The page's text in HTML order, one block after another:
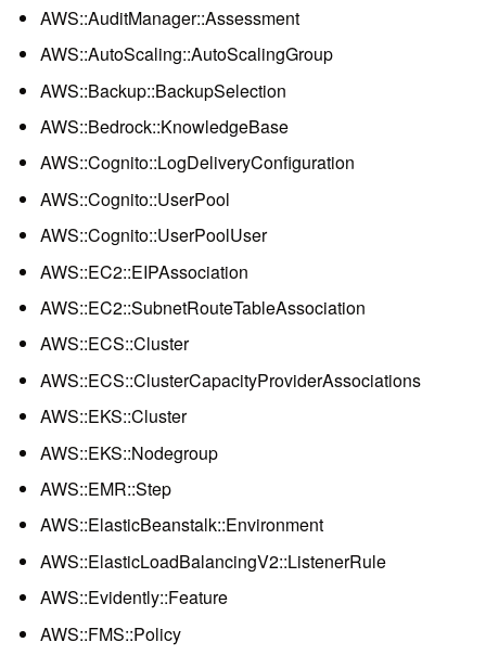
AWS::AuditManager::Assessment
AWS::AutoScaling::AutoScalingGroup
AWS::Backup::BackupSelection
AWS::Bedrock::KnowledgeBase
AWS::Cognito::LogDeliveryConfiguration
AWS::Cognito::UserPool
AWS::Cognito::UserPoolUser
AWS::EC2::EIPAssociation
AWS::EC2::SubnetRouteTableAssociation
AWS::ECS::Cluster
AWS::ECS::ClusterCapacityProviderAssociations
AWS::EKS::Cluster
AWS::EKS::Nodegroup
AWS::EMR::Step
AWS::ElasticBeanstalk::Environment
AWS::ElasticLoadBalancingV2::ListenerRule
AWS::Evidently::Feature
AWS::FMS::Policy